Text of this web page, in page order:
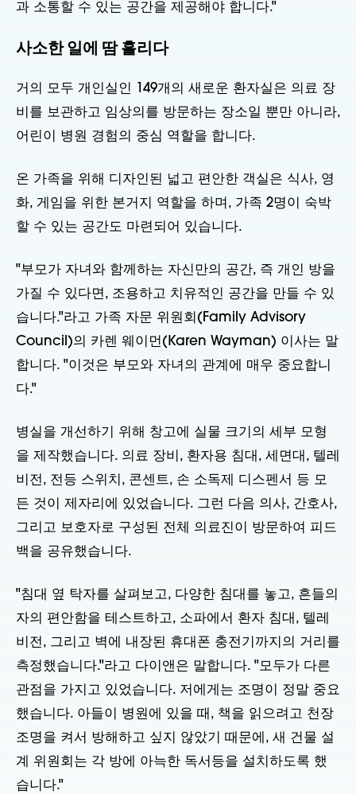
과 소통할 수 있는 공간을 제공해야 합니다."
사소한 일에 땀 흘리다
거의 모두 개인실인 149개의 새로운 환자실은 의료 장
비를 보관하고 임상의를 방문하는 장소일 뿐만 아니라,
어린이 병원 경험의 중심 역할을 합니다.
온 가족을 위해 디자인된 넓고 편안한 객실은 식사, 영
화, 게임을 위한 본거지 역할을 하며, 가족 2명이 숙박
할 수 있는 공간도 마련되어 있습니다.
"부모가 자녀와 함께하는 자신만의 공간, 즉 개인 방을
가질 수 있다면, 조용하고 치유적인 공간을 만들 수 있
습니다."라고 가족 자문 위원회(Family Advisory
Council)의 카렌 웨이먼(Karen Wayman) 이사는 말
합니다. "이것은 부모와 자녀의 관계에 매우 중요합니
다."
병실을 개선하기 위해 창고에 실물 크기의 세부 모형
을 제작했습니다. 의료 장비, 환자용 침대, 세면대, 텔레
비전, 전등 스위치, 콘센트, 손 소독제 디스펜서 등 모
든 것이 제자리에 있었습니다. 그런 다음 의사, 간호사,
그리고 보호자로 구성된 전체 의료진이 방문하여 피드
백을 공유했습니다.
"침대 옆 탁자를 살펴보고, 다양한 침대를 놓고, 흔들의
자의 편안함을 테스트하고, 소파에서 환자 침대, 텔레
비전, 그리고 벽에 내장된 휴대폰 충전기까지의 거리를
측정했습니다."라고 다이앤은 말합니다. "모두가 다른
관점을 가지고 있었습니다. 저에게는 조명이 정말 중요
했습니다. 아들이 병원에 있을 때, 책을 읽으려고 천장
조명을 켜서 방해하고 싶지 않았기 때문에, 새 건물 설
계 위원회는 각 방에 아늑한 독서등을 설치하도록 했
습니다."